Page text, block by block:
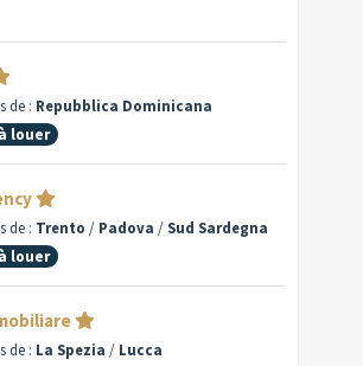
de : Repubblica Dominicana
louer
de : Trento / Padova / Sud Sardegna
louer
de : La Spezia / Lucca